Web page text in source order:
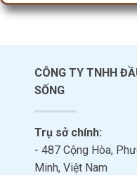
CÔNG TY TNHH
SỐNG
Trụ sở chính:
- 487 Cộng Hòa,
Minh, Việt Nam